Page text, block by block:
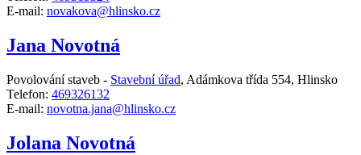
E-mail: novakova@hlinsko.cz
Jana Novotná
Povolování staveb - Stavební úřad, Adámkova třída 554, Hlinsko
Telefon: 469326132
E-mail: novotna.jana@hlinsko.cz
Jolana Novotná